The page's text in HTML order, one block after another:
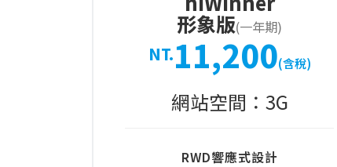
形象版(一年期)
NT.11,200(含稅)
網站空間：3G
RWD響應式設計